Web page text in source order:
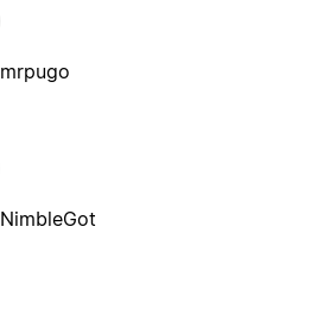
mrpugo
NimbleGot